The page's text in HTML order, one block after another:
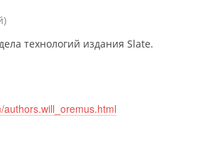
технологий издания Slate.
authors.will_oremus.html